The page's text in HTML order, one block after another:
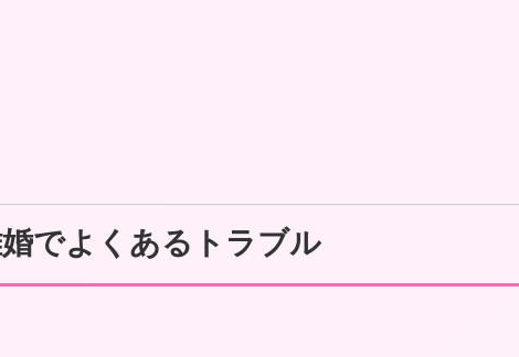
でよくあるトラブル